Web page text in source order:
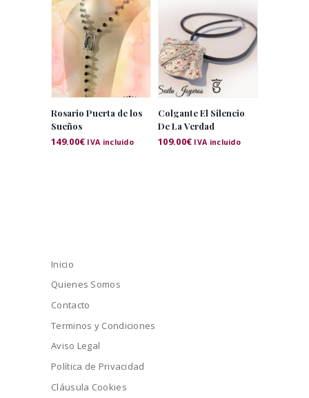
Rosario Puerta de los
Sueños
149.00€ IVA incluido
Colgante El Silencio
De La Verdad
109.00€ IVA incluido
Inicio
Quienes Somos
Contacto
Terminos y Condiciones
Aviso Legal
Política de Privacidad
Cláusula Cookies